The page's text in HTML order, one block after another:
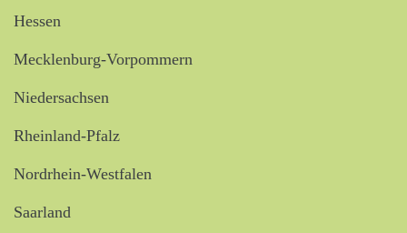
Hessen
Mecklenburg-Vorpommern
Niedersachsen
Rheinland-Pfalz
Nordrhein-Westfalen
Saarland